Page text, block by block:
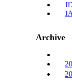
Archive